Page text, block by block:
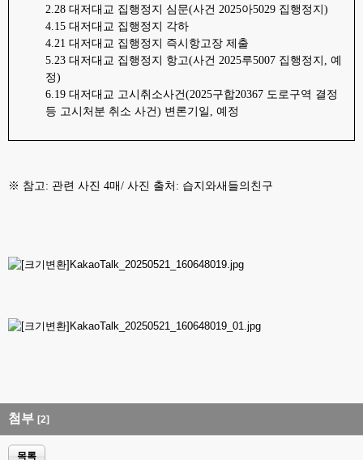
2.28 대저대교 집행정지 심문(사건 2025아5029 집행정지 )
4.15 대저대교 집행정지 각하
4.21 대저대교 집행정지 즉시항고장 제출
5.23 대저대교 집행정지 항고(사건 2025루5007 집행정지 , 예
정)
6.19 대저대교 고시취소사건(2025구합20367 도로구역 결정
등 고시처분 취소 사건) 변론기일 , 예정
※ 참고: 관련 사진 4매 / 사진 출처 : 습지와새들의친구
첨부 [2]
목록